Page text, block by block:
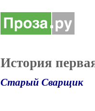
История
Старый Сварщик